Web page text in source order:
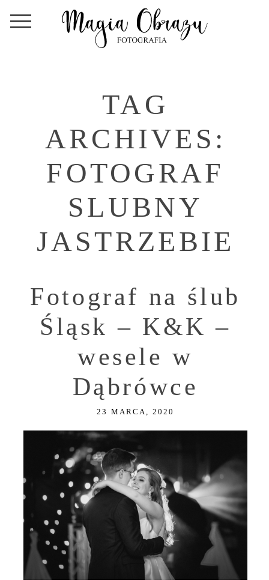
TAG
ARCHIVES:
FOTOGRAF
SLUBNY
JASTRZEBIE
Fotograf na ślub
Śląsk – K&K –
wesele w
Dąbrówce
23 MARCA, 2020